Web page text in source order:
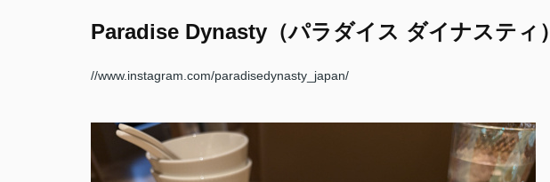
Paradise Dynasty（パラダイス ダイナスティ）
//www.instagram.com/paradisedynasty_japan/